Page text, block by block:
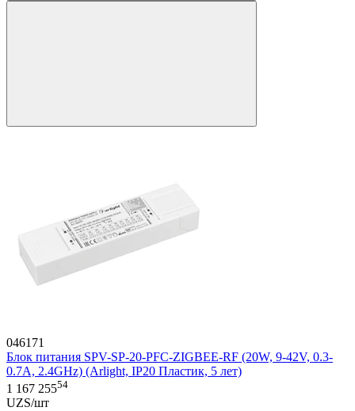
046171
Блок питания SPV-SP-20-PFC-ZIGBEE-RF (20W, 9-42V, 0.3-
0.7A, 2.4GHz) (Arlight, IP20 Пластик, 5 лет)
1 167 25554
UZS/шт